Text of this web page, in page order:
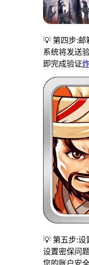
💡 第四步:邮
系统将发送
即完成验证
💡 第五步:设
设置密保问
您的账户安